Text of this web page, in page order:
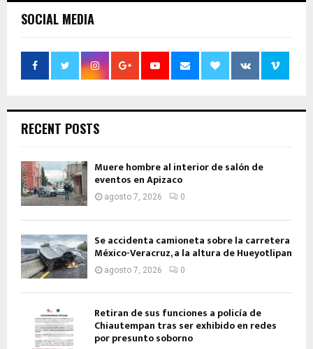
SOCIAL MEDIA
RECENT POSTS
Muere hombre al interior de salón de
eventos en Apizaco
agosto 7, 2026 0
Se accidenta camioneta sobre la carretera
México-Veracruz, a la altura de Hueyotlipan
agosto 7, 2026 0
Retiran de sus funciones a policía de
Chiautempan tras ser exhibido en redes
por presunto soborno